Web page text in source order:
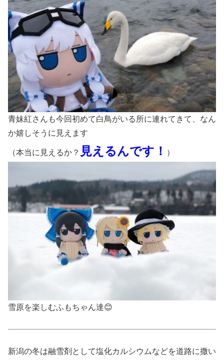
青妹紅さんも今回初めて白鳥がいる所に連れてきて、なん
か嬉しそうに見えます
（本当に見えるか？ 見えるんです！ ）
雪原を楽しむふもちゃん達😊
新潟の冬は融雪剤として塩化カルシウムなどを道路に撒い